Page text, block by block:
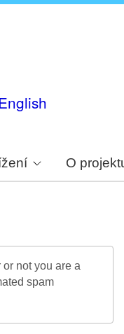
O
not you are a
spam